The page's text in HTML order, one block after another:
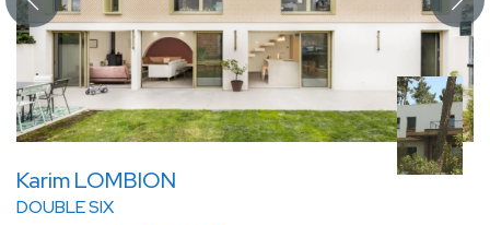
Karim LOMBION
DOUBLE SIX